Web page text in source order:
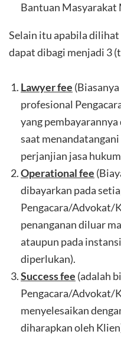
Bantuan Masyarakat
Selain itu apabila
dapat dibagi menjadi 3
Lawyer fee
profesional
yang
saat
perjanjian jasa
Operational fee
dibayarkan pada
Pengacara/Advokat/
penanganan diluar
ataupun pada
diperlukan).
Success fee (adalah
Pengacara/Advokat/
menyelesaikan
diharapkan oleh